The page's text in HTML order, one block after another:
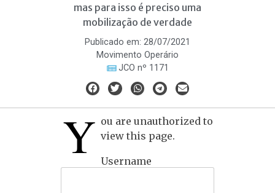
mas para isso é preciso uma
mobilização de verdade
Publicado em: 28/07/2021
Movimento Operário
JCO nº 1171
Y ou are unauthorized to
view this page.
Username